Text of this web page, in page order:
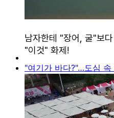
"여기가 바다?"…도심